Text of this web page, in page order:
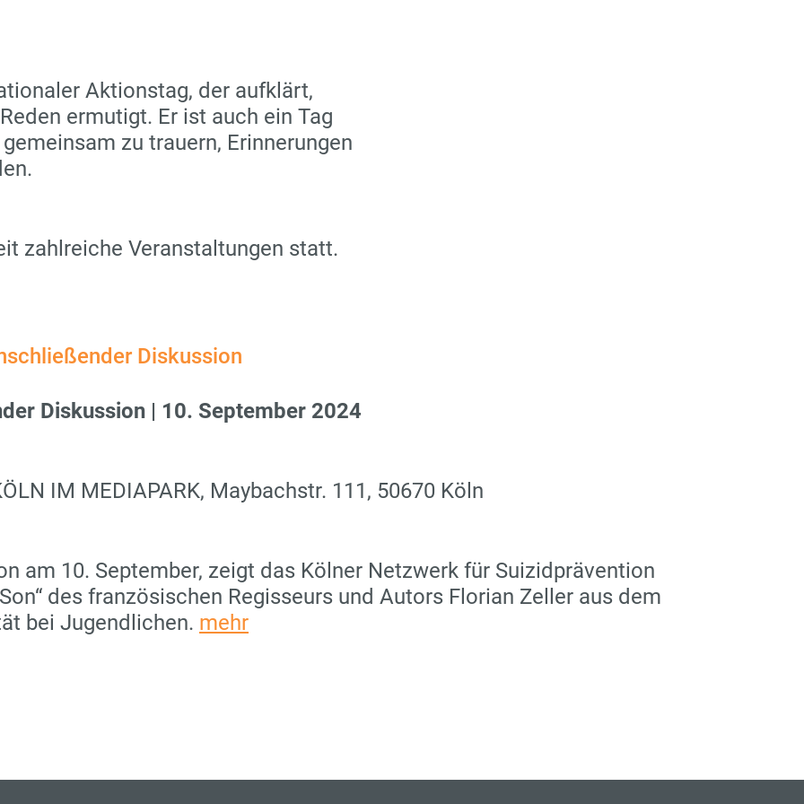
Aktionstag, der aufklärt,
ermutigt. Er ist auch ein Tag
zu trauern, Erinnerungen
zahlreiche Veranstaltungen statt.
Diskussion
Diskussion | 10. September 2024
IM MEDIAPARK, Maybachstr. 111, 50670 Köln
am 10. September, zeigt das Kölner Netzwerk für Suizidprävention
des französischen Regisseurs und Autors Florian Zeller aus dem
bei Jugendlichen. mehr